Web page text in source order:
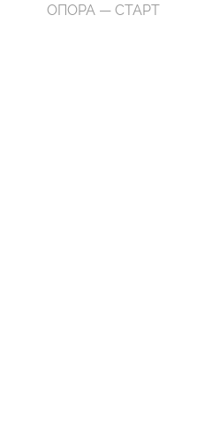
ОПОРА — СТАРТ